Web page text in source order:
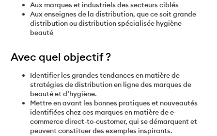
Aux marques et industriels des secteurs ciblés
Aux enseignes de la distribution, que ce soit grande
distribution ou distribution spécialisée hygiène-
beauté
Avec quel objectif ?
Identifier les grandes tendances en matière de
stratégies de distribution en ligne des marques de
beauté et d’hygiène.
Mettre en avant les bonnes pratiques et nouveautés
identifiées chez ces marques en matière de e-
commerce direct-to-customer, qui se démarquent et
peuvent constituer des exemples inspirants.